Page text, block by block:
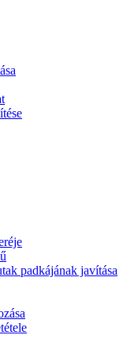
padkájának javítása